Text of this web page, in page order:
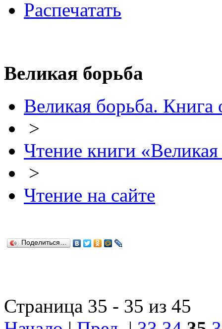
Распечатать
Великая борьба
Великая борьба. Книга
>
Чтение книги
>
Чтение на сайте
Поделиться…
Страница 35 - 35 из 45